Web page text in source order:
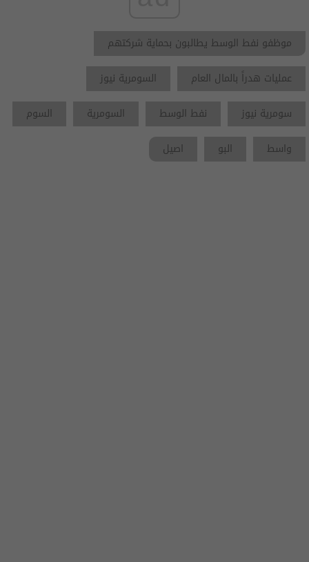
موظفو نفط الوسط يطالبون بحماية شركتهم
عمليات هدراً بالمال العام
السومرية نيوز
سومرية نيوز
نفط الوسط السومرية
السوم
واسط
البو اصيل